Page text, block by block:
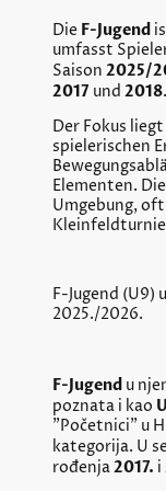
Die F-Jugend
umfasst
Saison 2025/
2017 und 2018.
Der Fokus
spielerischen
Elementen.
Umgebung,
F-Jugend (U9)
2025./2026.
F-Jugend u
poznata i kao
"Početnici" u
kategorija. U
rođenja2017. i